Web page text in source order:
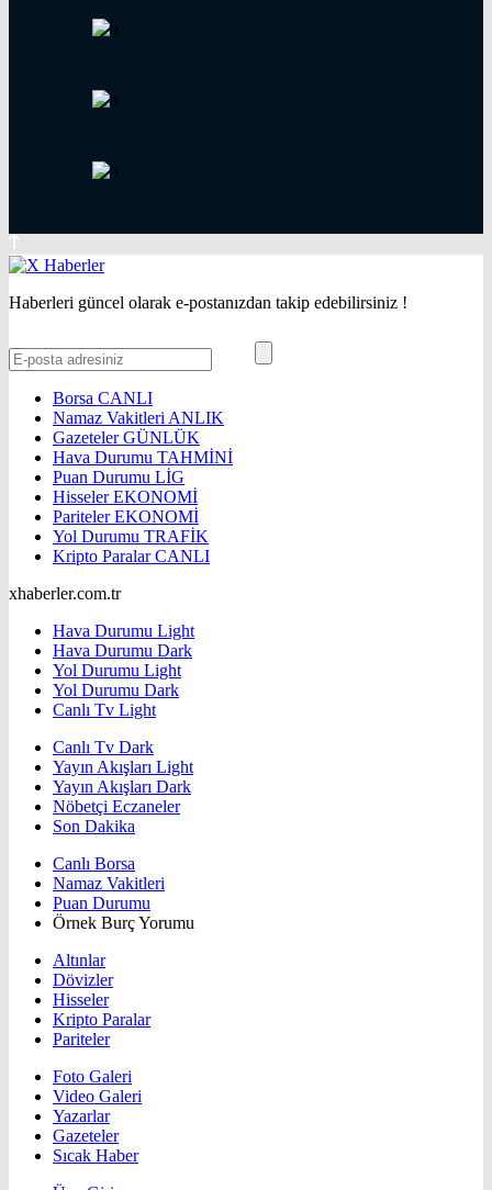
Haberleri güncel olarak e-postanızdan takip edebilirsiniz !
Borsa CANLI
Namaz Vakitleri ANLIK
GazetelerGÜNLÜK
Hava Durumu TAHMİNİ
Puan Durumu LİG
HisselerEKONOMİ
ParitelerEKONOMİ
Yol Durumu TRAFİK
Kripto ParalarCANLI
xhaberler.com.tr
Hava Durumu Light
Hava Durumu Dark
Yol Durumu Light
Yol Durumu Dark
Canlı Tv Light
Canlı Tv Dark
Yayın Akışları Light
Yayın Akışları Dark
Nöbetçi Eczaneler
Son Dakika
Canlı Borsa
Namaz Vakitleri
Puan Durumu
Örnek Burç Yorumu
Altınlar
Dövizler
Hisseler
Kripto Paralar
Pariteler
Foto Galeri
Video Galeri
Yazarlar
Gazeteler
Sıcak Haber